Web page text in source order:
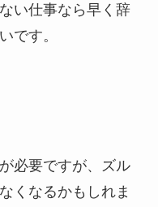
い仕事なら早く辞
です。
必要ですが、ズル
くなるかもしれま